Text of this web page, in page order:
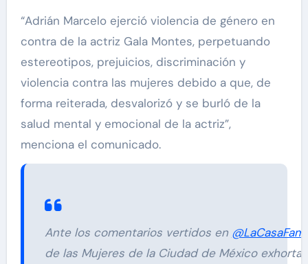
“Adrián Marcelo ejerció violencia de género en
contra de la actriz Gala Montes, perpetuando
estereotipos, prejuicios, discriminación y
violencia contra las mujeres debido a que, de
forma reiterada, desvalorizó y se burló de la
salud mental y emocional de la actriz”,
menciona el comunicado.
Ante los comentarios vertidos en
de las Mujeres de la Ciudad de México exhorta